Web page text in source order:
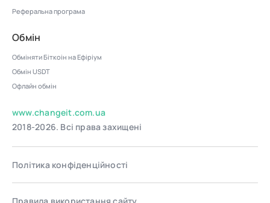
Реферальна програма
Обмін
Обміняти Біткоін на Ефіріум
Обмін USDT
Офлайн обмін
www.changeit.com.ua
2018-2026. Всі права захищені
Політика конфіденційності